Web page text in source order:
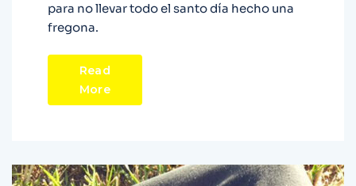
para no llevar todo el santo día hecho una
fregona.
Read
More